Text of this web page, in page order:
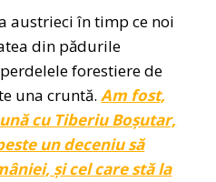
austrieci în timp ce noi
din pădurile
forestiere de
una cruntă.Am fost,
cu Tiberiu Boșutar,
un deceniu să
și cel care stă la